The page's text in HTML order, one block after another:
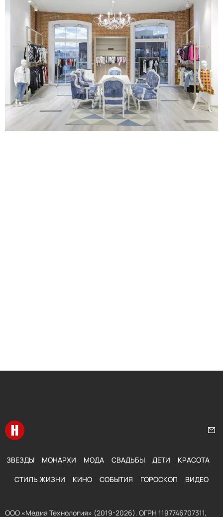
Перейти на главную
ЗВЕЗДЫ МОНАРХИ МОДА СВАДЬБЫ ДЕТИ КРАСОТА
СТИЛЬ ЖИЗНИ КИНО СОБЫТИЯ ГОРОСКОП ВИДЕО
ООО «Медиа Технология» (2019-2026). ОГРН 1197746707311,